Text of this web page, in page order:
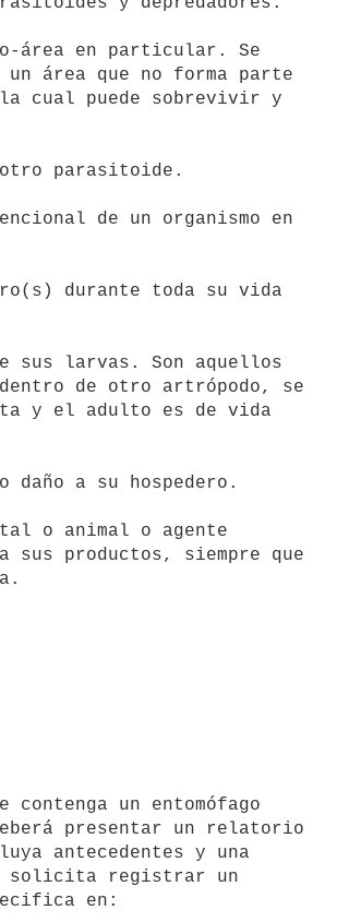
área en particular. Se
área que no forma parte
cual puede sobrevivir y
parasitoide.
de un organismo en
durante toda su vida
sus larvas. Son aquellos
de otro artrópodo, se
y el adulto es de vida
daño a su hospedero.
o animal o agente
sus productos, siempre que
presentar un relatorio
antecedentes y una
solicita registrar un
en: